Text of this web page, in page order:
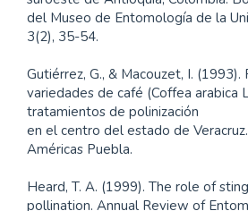
del Museo de Entomología de la
3(2), 35-54.
Gutiérrez, G., & Macouzet, I.
variedades de café (Coffea arabica
tratamientos de polinización
en el centro del estado de
Américas Puebla.
Heard, T. A. (1999). The role of
pollination. Annual Review of